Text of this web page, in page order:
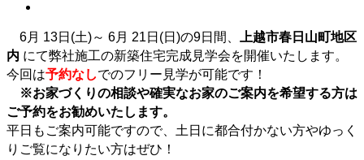
6月 13日(土)～ 6月 21日(日)の9日間、
上越市春日山町地区
内 にて弊社施工の新築住宅完成見学会を開催いたします。
今回は予約なしでのフリー見学が可能です！
※お家づくりの相談や確実なお家のご案内を希望する方は
ご予約をお勧めいたします。
平日もご案内可能ですので、土日に都合付かない方やゆっく
りご覧になりたい方はぜひ！